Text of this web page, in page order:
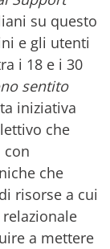
su questo
e gli utenti
i 18 e i 30
sentito
iniziativa
che
con
che
risorse a cui
a mettere